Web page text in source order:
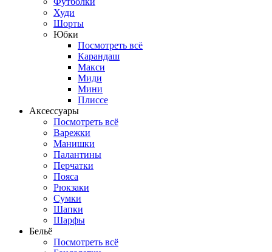
Худи
Шорты
Юбки
Посмотреть всё
Карандаш
Макси
Миди
Мини
Плиссе
Аксессуары
Посмотреть всё
Варежки
Манишки
Палантины
Перчатки
Пояса
Рюкзаки
Сумки
Шапки
Шарфы
Бельё
Посмотреть всё